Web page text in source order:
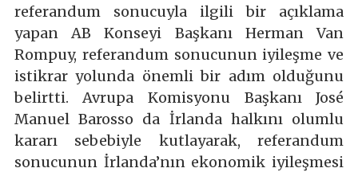
referandum sonucuyla ilgili bir açıklama
yapan AB Konseyi Başkanı Herman Van
Rompuy, referandum sonucunun iyileşme ve
istikrar yolunda önemli bir adım olduğunu
belirtti. Avrupa Komisyonu Başkanı José
Manuel Barosso da İrlanda halkını olumlu
kararı sebebiyle kutlayarak, referandum
sonucunun İrlanda’nın ekonomik iyileşmesi